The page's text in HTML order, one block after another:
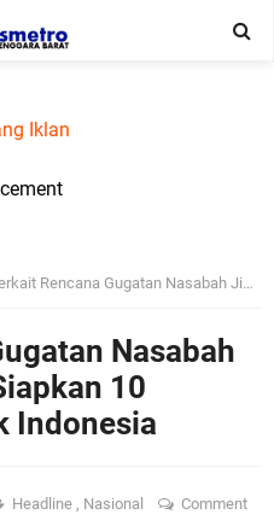
Iklan
Rencana Gugatan Nasabah Jiwasraya, PPWI Siapkan 10 Pengacara Terbaik Indonesia
Nasabah
10
Indonesia
Headline , Nasional Comment